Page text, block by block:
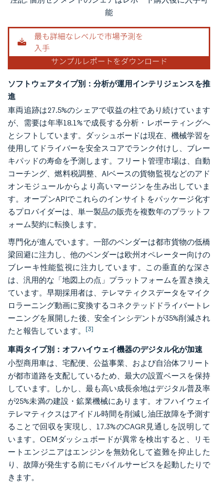
画像 © Mordor Intelligence。再利用にはCC BY 4.0の表示が必要です。
能
ソフトウェアタイプ別：分析が運用インテリジェンスを推
進
車両追跡は27.5%のシェアで収益の柱であり続けています
が、需要は年率18.1%で成長する分析・レポーティングへ
とシフトしています。ダッシュボードは現在、機械学習を
使用してドライバーを安全スコアでランク付けし、ブレー
キパッドの寿命を予測します。フリート管理市場は、自動
コーチング、燃料税調整、AIベースの貨物監視などのアド
オンモジュールからより高いマージンを生み出していま
す。オープンAPIでこれらのインサイトをパッケージ化す
るプロバイダーは、単一製品の販売を複数年のプラットフ
ォーム契約に転換します。
専門化が進んでいます。一部のベンダーは都市貨物の低橋
梁回避に注力し、他のベンダーは欧州オペレーター向けの
ブレーキ性能監視に注力しています。この垂直的な深さ
は、汎用的な「地図上の点」プラットフォームを置き換え
ています。早期採用者は、テレマティクスデータをマイク
ロラーニング動画に変換するコネクテッドドライバートレ
ーニングを展開した後、安全インシデントが35%削減され
たと報告しています。 [3]
車両タイプ別：オフハイウェイ機器のデジタル化が加速
小型商用車は、宅配便、公益事業、および自治体フリート
が都市道路を支配しているため、最大の設置ベースを保持
しています。しかし、最も高い成長余地はデジタル普及率
が25%未満の建設・鉱業機械にあります。オフハイウェイ
テレマティクスはアイドル時間を削減し油圧故障を予測す
ることで回収を実現し、17.3%のCAGR見通しを説明して
います。OEMダッシュボードが異常を検出すると、リモ
ートエンジニアはエンジンを無効化して盗難を抑止した
り、故障が発生する前にモバイルサービスを起動したりで
きます。